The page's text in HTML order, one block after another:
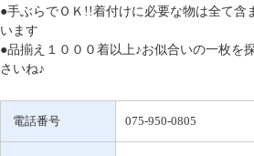
●手ぶらでＯＫ!!着付けに必要な物は全て含
います
●品揃え１０００着以上♪お似合いの一枚を
さいね♪
電話番号 075-950-0805